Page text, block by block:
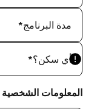
مدة البرنامج*
أي سكن؟*
المعلومات الشخصية